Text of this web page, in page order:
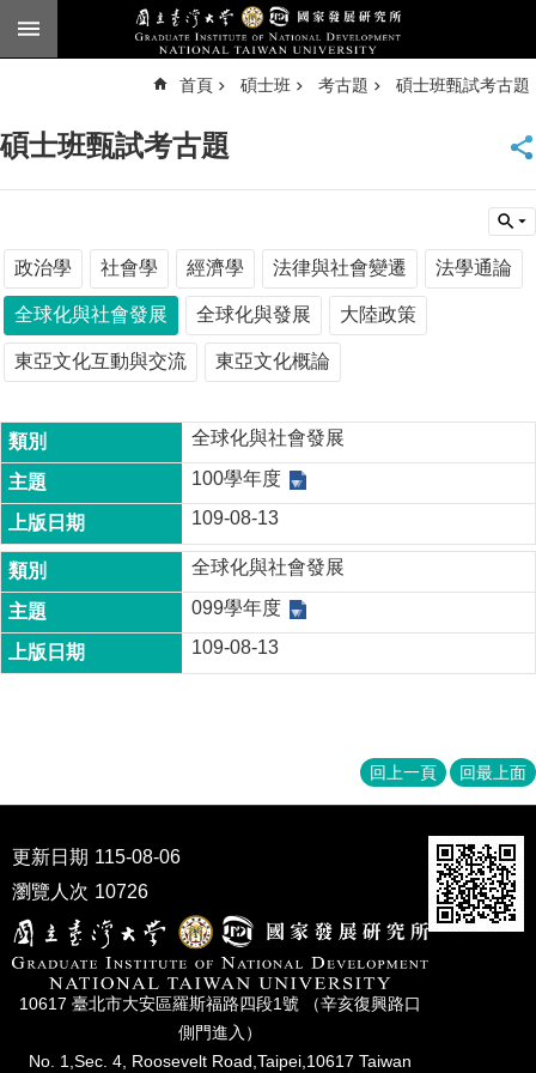
跳到主要內容區塊
臺
English
公
告
本
簡
介
本
所
成
員
博
士
班
專
班
學
術
究
國
首頁 碩士班 考古題 碩士班甄試考古題
碩士班甄試考古題
政治學 社會學 經濟學 法律與社會變遷 法學通論
全球化與社會發展 全球化與發展 大陸政策
東亞文化互動與交流 東亞文化概論
全球化與社會發展
100學年度
109-08-13
全球化與社會發展
099學年度
109-08-13
回上一頁 回最上面
更新日期 115-08-06
瀏覽人次 10726
10617 臺北市⼤安區羅斯福路四段1號 （辛亥復興路⼝
側⾨進入）
No. 1,Sec. 4, Roosevelt Road,Taipei,10617 Taiwan